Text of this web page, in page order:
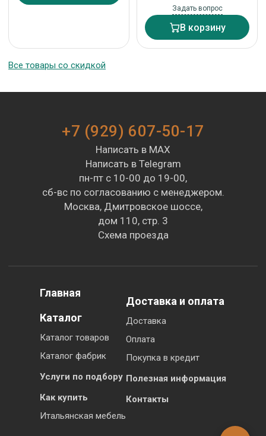
Задать вопрос
В корзину
Все товары со скидкой
+7 (929) 607-50-17
Написать в MAX
Написать в Telegram
пн-пт с 10-00 до 19-00,
сб-вс по согласованию с менеджером.
Москва, Дмитровское шоссе,
дом 110, стр. 3
Схема проезда
Главная
Каталог
Каталог товаров
Каталог фабрик
Услуги по подбору
Как купить
Итальянская мебель
Доставка и оплата
Доставка
Оплата
Покупка в кредит
Полезная информация
Контакты